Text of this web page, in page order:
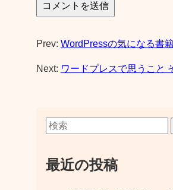
Prev: WordPressの気になる書
Next: ワードプレスで思うこと
最近の投稿